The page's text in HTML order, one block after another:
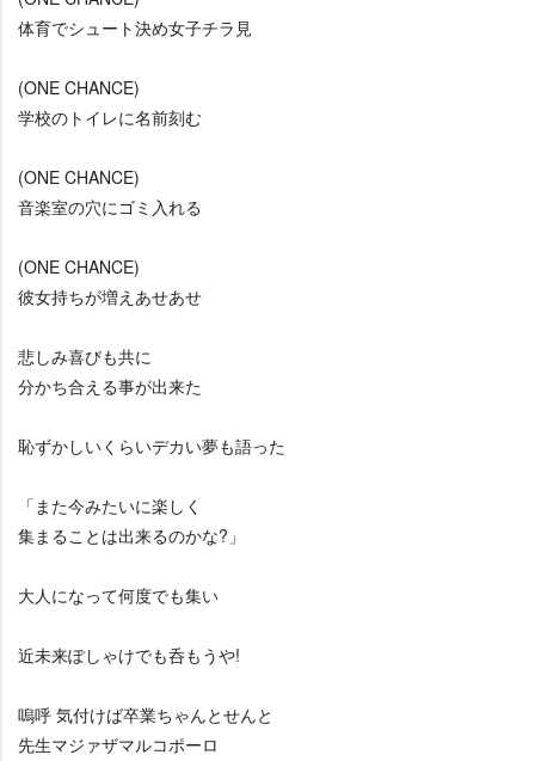
体育でシュート決め女子チラ見
(ONE CHANCE)
学校のトイレに名前刻む
(ONE CHANCE)
音楽室の穴にゴミ入れる
(ONE CHANCE)
彼女持ちが増えあせあせ
悲しみ喜びも共に
分かち合える事が出来た
恥ずかしいくらいデカい夢も語った
「また今みたいに楽しく
集まることは出来るのかな?」
大人になって何度でも集い
近未来ぽしゃけでも呑もうや!
嗚呼 気付けば卒業ちゃんとせんと
先生マジァザマルコポーロ